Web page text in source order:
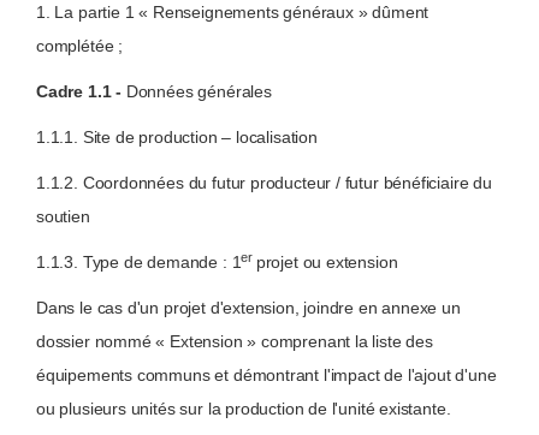
1. La partie 1 « Renseignements généraux » dûment
complétée ;
Cadre 1.1 - Données générales
1.1.1. Site de production – localisation
1.1.2. Coordonnées du futur producteur / futur bénéficiaire du
soutien
1.1.3. Type de demande : 1er projet ou extension
Dans le cas d'un projet d'extension, joindre en annexe un
dossier nommé « Extension » comprenant la liste des
équipements communs et démontrant l'impact de l'ajout d'une
ou plusieurs unités sur la production de l'unité existante.